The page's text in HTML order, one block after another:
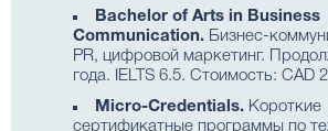
Bachelor of Arts in Business
Communication. Бизнес-
PR, цифровой маркетинг.
года. IELTS 6.5. Стоимость: CAD
Micro-Credentials. Короткие
сертификатные программы по